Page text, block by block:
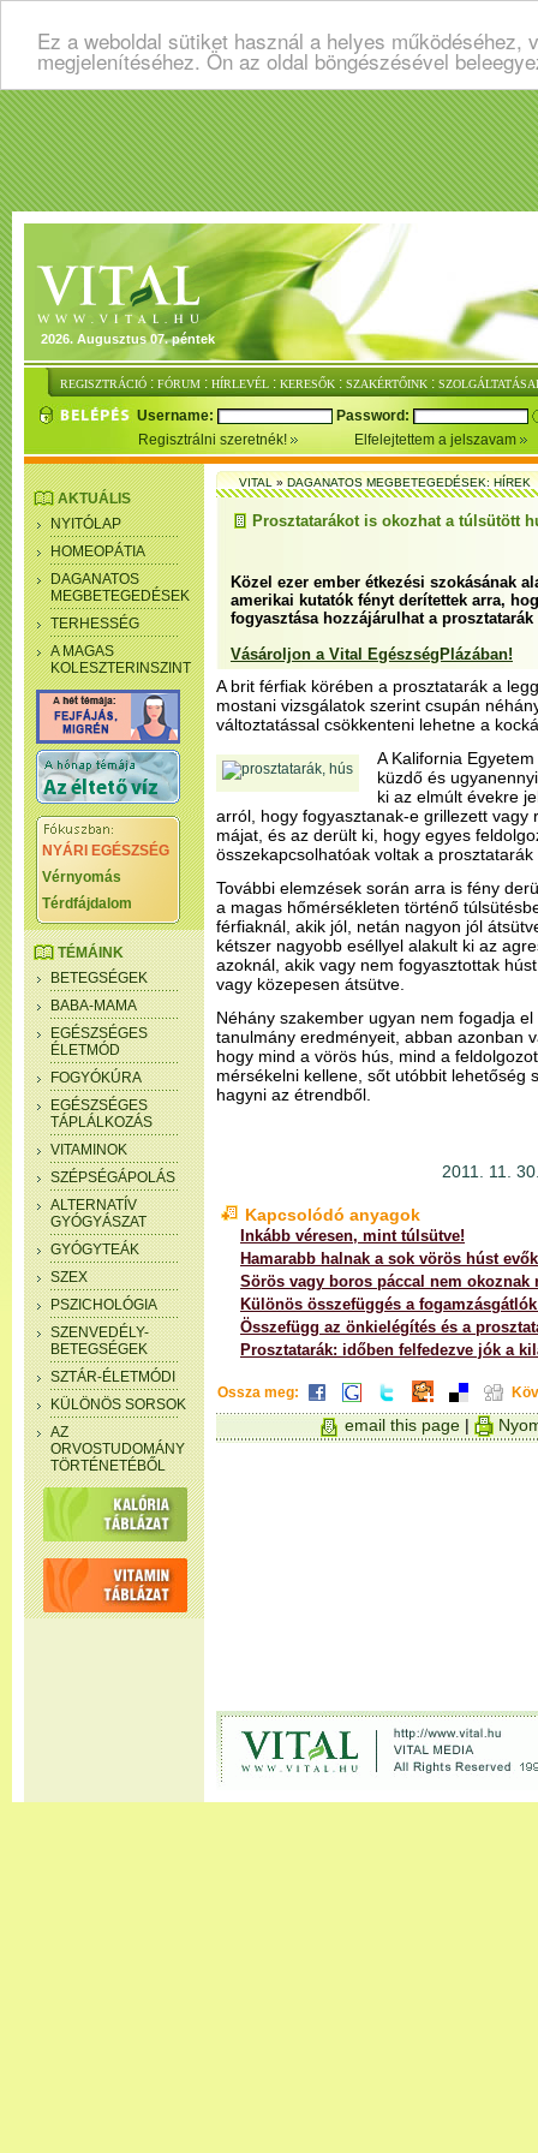
Ez a weboldal sütiket használ a helyes
megjelenítéséhez. Ön az oldal böngészésével
2026. Augusztus 07. péntek
REGISZTRÁCIÓ : FÓRUM : HÍRLEVÉL : KERESŐK : SZAKÉRTŐINK :
Username:
Password:
Regisztrálni szeretnék!
Elfelejtettem a jelszavam
AKTUÁLIS
NYITÓLAP
HOMEOPÁTIA
DAGANATOS
MEGBETEGEDÉSEK
TERHESSÉG
A MAGAS
KOLESZTERINSZINT
NYÁRI EGÉSZSÉG
Vérnyomás
Térdfájdalom
TÉMÁINK
BETEGSÉGEK
BABA-MAMA
EGÉSZSÉGES
ÉLETMÓD
FOGYÓKÚRA
EGÉSZSÉGES
TÁPLÁLKOZÁS
VITAMINOK
SZÉPSÉGÁPOLÁS
ALTERNATÍV
GYÓGYÁSZAT
GYÓGYTEÁK
SZEX
PSZICHOLÓGIA
SZENVEDÉLY-
BETEGSÉGEK
SZTÁR-ÉLETMÓDI
KÜLÖNÖS SORSOK
AZ
ORVOSTUDOMÁNY
TÖRTÉNETÉBŐL
VITAL»DAGANATOS MEGBETEGEDÉSEK: HÍREK
Prosztatarákot is okozhat a túlsütött
Közel ezer ember étkezési szokásának
amerikai kutatók fényt derítettek arra,
fogyasztása hozzájárulhat a
Vásároljon a Vital EgészségPlázában!
A brit férfiak körében a prosztatarák a
mostani vizsgálatok szerint csupán
változtatással csökkenteni lehetne a
A Kalifornia
küzdő és
ki az elmúlt évekre
arról, hogy fogyasztanak-e grillezett vagy
májat, és az derült ki, hogy egyes
összekapcsolhatóak voltak a
További elemzések során arra is fény
a magas hőmérsékleten történő
férfiaknál, akik jól, netán nagyon jól
kétszer nagyobb eséllyel alakult ki az
azoknál, akik vagy nem fogyasztottak
vagy közepesen átsütve.
Néhány szakember ugyan nem fogadja
tanulmány eredményeit, abban azonban
hogy mind a vörös hús, mind a
mérsékelni kellene, sőt utóbbit lehetőség
hagyni az étrendből.
2011. 11.
Kapcsolódó anyagok
Inkább véresen, mint túlsütve!
Hamarabb halnak a sok vörös húst evők
Sörös vagy boros páccal nem okoznak
Különös összefüggés a
Összefügg az önkielégítés és a
Prosztatarák: időben felfedezve jók a
Ossza meg:
email this page |